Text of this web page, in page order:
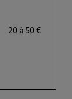
20 à 50 €